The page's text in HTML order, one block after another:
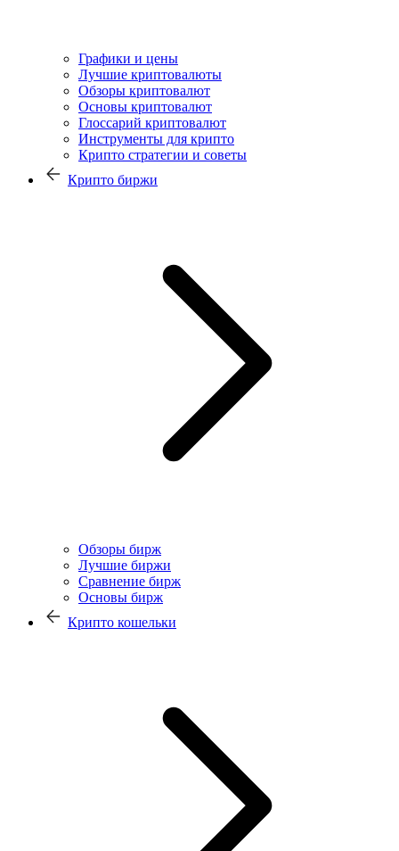
Графики и цены
Лучшие криптовалюты
Обзоры криптовалют
Основы криптовалют
Глоссарий криптовалют
Инструменты для крипто
Крипто стратегии и советы
Крипто биржи
Обзоры бирж
Лучшие биржи
Сравнение бирж
Основы бирж
Крипто кошельки